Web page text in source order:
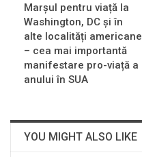
Marșul pentru viață la
Washington, DC și în
alte localități americane
– cea mai importantă
manifestare pro-viață a
anului în SUA
YOU MIGHT ALSO LIKE